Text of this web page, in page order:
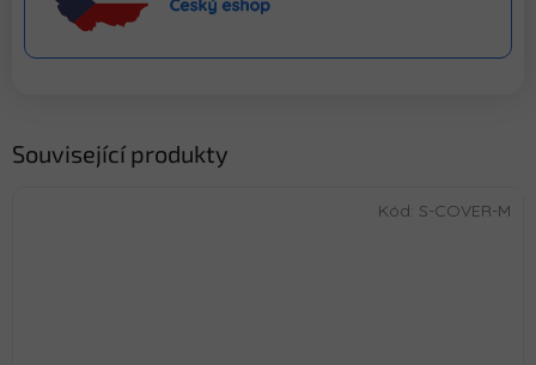
Související produkty
Kód: S-COVER-M